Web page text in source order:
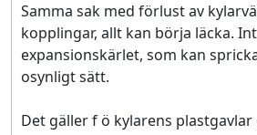
Samma sak med förlust av
kopplingar, allt kan börja läcka.
expansionskärlet, som kan
osynligt sätt.
Det gäller f ö kylarens plastgavlar